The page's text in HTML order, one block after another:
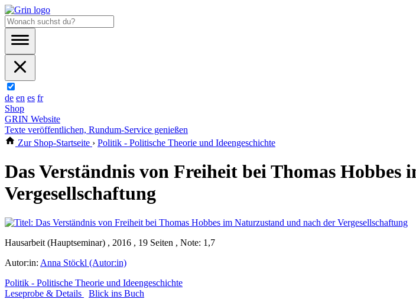
de en es fr
Shop
GRIN Website
Texte veröffentlichen, Rundum-Service genießen
Zur Shop-Startseite › Politik - Politische Theorie und Ideengeschichte
Das Verständnis von Freiheit bei Thomas
Vergesellschaftung
Hausarbeit (Hauptseminar) , 2016 , 19 Seiten , Note: 1,7
Autor:in: Anna Stöckl (Autor:in)
Politik - Politische Theorie und Ideengeschichte
Leseprobe & Details
Blick ins Buch